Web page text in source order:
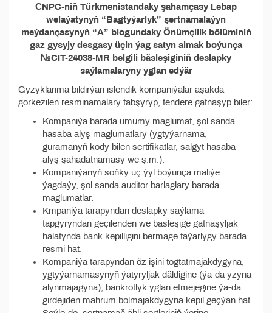
СNPC-niň Türkmenistandaky şahamçasy Lebap
welaýatynyň “Bagtyýarlyk” şertnamalaýyn
meýdançasynyň “A” blogundaky Önümçilik bölüminiň
gaz gysyjy desgasy üçin ýag satyn almak boýunça
№CIT-24038-MR belgili bäsleşiginiň deslapky
saýlamalaryny yglan edýär
Gyzyklanma bildirýän islendik kompaniýalar aşakda
görkezilen resminamalary tabşyryp, tendere gatnaşyp biler:
Kompaniýa barada umumy maglumat, şol sanda
hasaba alyş maglumatlary (ygtyýarnama,
guramanyň kody bilen sertifikatlar, salgyt hasaba
alyş şahadatnamasy we ş.m.).
Kompaniýanyň soňky üç ýyl boýunça maliýe
ýagdaýy, şol sanda auditor barlaglary barada
maglumatlar.
Kmpaniýa tarapyndan deslapky saýlama
tapgyryndan geçilenden we bäsleşige gatnaşyljak
halatynda bank kepilligini bermäge taýarlygy barada
resmi hat.
Kompaniýa tarapyndan öz işini togtatmajakdygyna,
ygtyýarnamasynyň ýatyryljak däldigine (ýa-da yzyna
alynmajagyna), bankrotlyk yglan etmejegine ýa-da
girdejiden mahrum bolmajakdygyna kepil geçýän hat.